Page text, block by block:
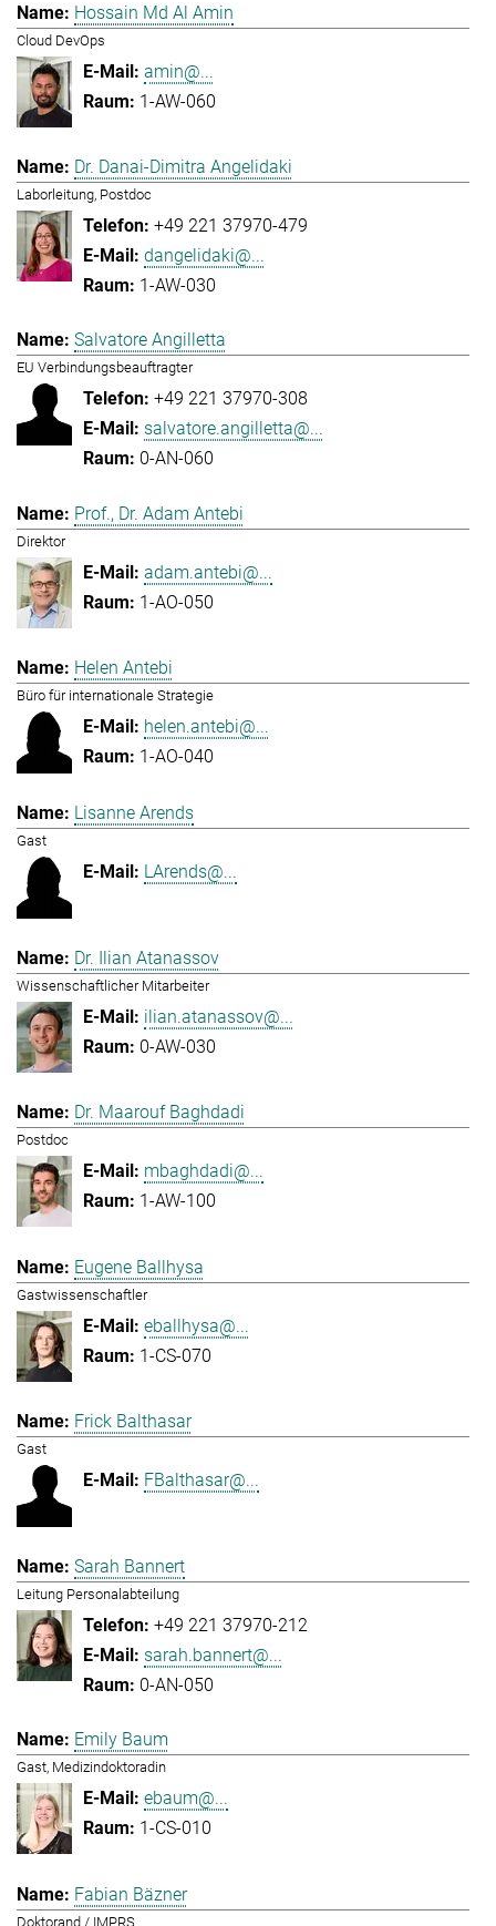
Hossain Md Al Amin
Cloud DevOps
amin@...
1-AW-060
Dr. Danai-Dimitra Angelidaki
Laborleitung, Postdoc
+49 221 37970-479
dangelidaki@...
1-AW-030
Salvatore Angilletta
EU Verbindungsbeauftragter
+49 221 37970-308
salvatore.angilletta@...
0-AN-060
Prof., Dr. Adam Antebi
Direktor
adam.antebi@...
1-AO-050
Helen Antebi
Büro für internationale Strategie
helen.antebi@...
1-AO-040
Lisanne Arends
Gast
LArends@...
Dr. Ilian Atanassov
Wissenschaftlicher Mitarbeiter
ilian.atanassov@...
0-AW-030
Dr. Maarouf Baghdadi
Postdoc
mbaghdadi@...
1-AW-100
Eugene Ballhysa
Gastwissenschaftler
eballhysa@...
1-CS-070
Frick Balthasar
Gast
FBalthasar@...
Sarah Bannert
Leitung Personalabteilung
+49 221 37970-212
sarah.bannert@...
0-AN-050
Emily Baum
Gast, Medizindoktoradin
ebaum@...
1-CS-010
Fabian Bäzner
Doktorand / IMPRS